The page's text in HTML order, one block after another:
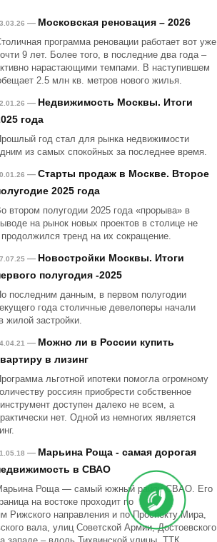
— Московская реновация – 2026
программа реновации работает вот уже
9 лет. Более того, в последние два года –
нарастающими темпами. В наступившем
2.5 млн кв. метров нового жилья.
— Недвижимость Москвы. Итоги
года
год стал для рынка недвижимости
из самых спокойных за последнее время.
— Старты продаж в Москве. Второе
2025 года
втором полугодии 2025 года «прорыва» в
на рынок новых проектов в столице не
тренд на их сокращение.
— Новостройки Москвы. Итоги
полугодия -2025
последним данным, в первом полугодии
года столичные девелоперы начали
жилой застройки.
— Можно ли в России купить
в лизинг
льготной ипотеки помогла огромному
россиян приобрести собственное
доступен далеко не всем, а
нет. Одной из немногих является
— Марьина Роща - самая дорогая
в СВАО
Роща — самый южный район СВАО. Его
на востоке проходит по
Рижского направления и по Проспекту Мира,
вала, улиц Советской Армии, Достоевского